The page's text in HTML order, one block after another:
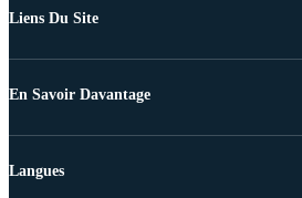
Liens Du Site
En Savoir Davantage
Langues